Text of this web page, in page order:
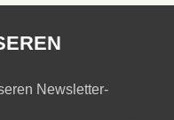
Newsletter-